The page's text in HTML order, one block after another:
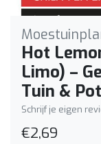
Hot
Limo) –
Tuin & Pot
Schrijf je eigen
€2,69